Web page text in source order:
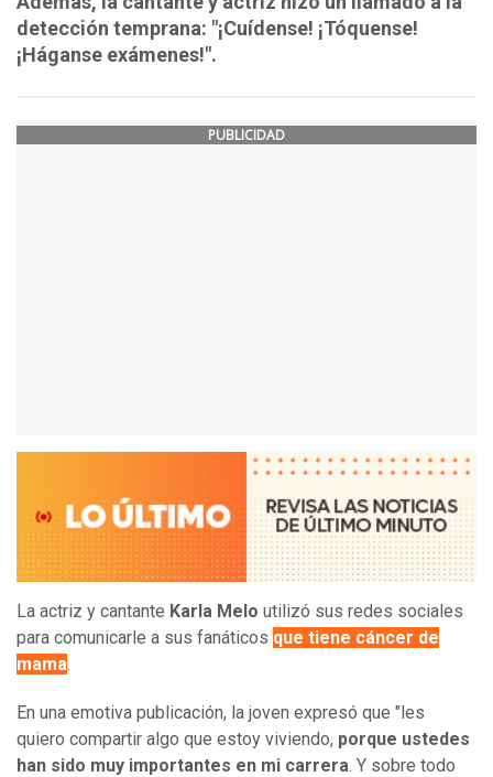
detección temprana: "¡Cuídense! ¡Tóquense!
¡Háganse exámenes!".
PUBLICIDAD
La actriz y cantante Karla Melo utilizó sus redes sociales
para comunicarle a sus fanáticos que tiene cáncer de
mama.
En una emotiva publicación, la joven expresó que "les
quiero compartir algo que estoy viviendo, porque ustedes
han sido muy importantes en mi carrera. Y sobre todo